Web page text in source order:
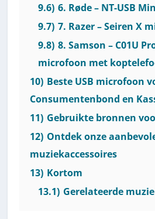
9.6) 6. Røde – NT-USB
9.7) 7. Razer – Seiren X
9.8) 8. Samson – C01U
microfoon met
10) Beste USB microfoon
Consumentenbond en
11) Gebruikte bronnen
12) Ontdek onze
muziekaccessoires
13) Kortom
13.1) Gerelateerde